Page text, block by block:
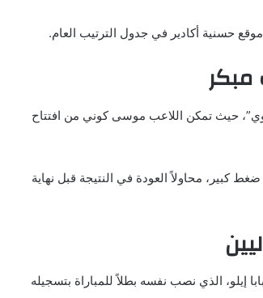
حسنية أكادير في جدول الترتيب العام.
حيث تمكن اللاعب موسى كوني من افتتاح
كبير، محاولاً العودة في النتيجة قبل نهاية
الذي نصب نفسه بطلاً للمباراة بتسجيله